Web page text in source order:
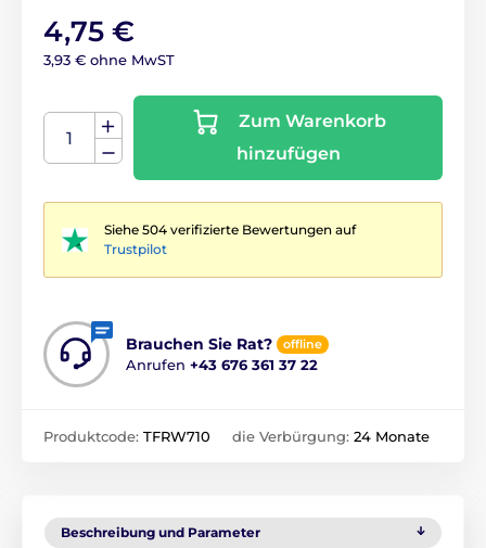
4,75 €
3,93 € ohne MwST
Zum Warenkorb
hinzufügen
Siehe 504 verifizierte Bewertungen auf
Trustpilot
Brauchen Sie Rat? offline
Anrufen +43 676 361 37 22
Produktcode: TFRW710 die Verbürgung: 24 Monate
Beschreibung und Parameter